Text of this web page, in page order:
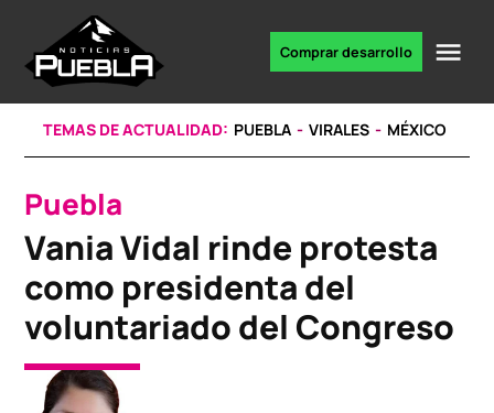
content
noticias
Comprar desarrollo
TEMAS DE ACTUALIDAD: PUEBLA VIRALES MÉXICO
POSTED
IN
Puebla
Vania Vidal rinde protesta
como presidenta del
voluntariado del Congreso